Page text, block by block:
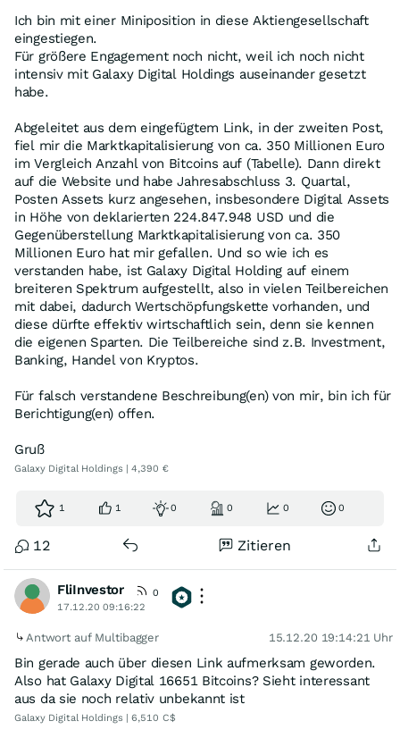
Ich bin mit einer Miniposition in diese Aktiengesellschaft
eingestiegen.
Für größere Engagement noch nicht, weil ich noch nicht
intensiv mit Galaxy Digital Holdings auseinander gesetzt
habe.
Abgeleitet aus dem eingefügtem Link, in der zweiten Post,
fiel mir die Marktkapitalisierung von ca. 350 Millionen Euro
im Vergleich Anzahl von Bitcoins auf (Tabelle). Dann direkt
auf die Website und habe Jahresabschluss 3. Quartal,
Posten Assets kurz angesehen, insbesondere Digital Assets
in Höhe von deklarierten 224.847.948 USD und die
Gegenüberstellung Marktkapitalisierung von ca. 350
Millionen Euro hat mir gefallen. Und so wie ich es
verstanden habe, ist Galaxy Digital Holding auf einem
breiteren Spektrum aufgestellt, also in vielen Teilbereichen
mit dabei, dadurch Wertschöpfungskette vorhanden, und
diese dürfte effektiv wirtschaftlich sein, denn sie kennen
die eigenen Sparten. Die Teilbereiche sind z.B. Investment,
Banking, Handel von Kryptos.
Für falsch verstandene Beschreibung(en) von mir, bin ich für
Berichtigung(en) offen.
Gruß
Galaxy Digital Holdings | 4,390 €
1 1 0 0 0 0
12 Zitieren
FliInvestor
0
17.12.20 09:16:22
Antwort auf Multibagger 15.12.20 19:14:21 Uhr
Bin gerade auch über diesen Link aufmerksam geworden.
Also hat Galaxy Digital 16651 Bitcoins? Sieht interessant
aus da sie noch relativ unbekannt ist
Galaxy Digital Holdings | 6,510 C$